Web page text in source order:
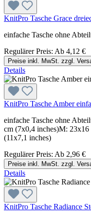
KnitPro Tasche Grace
einfache Tasche ohne
Regulärer Preis: Ab 4,12 €
Preise inkl. MwSt. zzgl.
Details
KnitPro Tasche Amber
einfache Tasche ohne
cm (7x0,4 inches)M:
(11x7,1 inches)
Regulärer Preis: Ab 2,96 €
Preise inkl. MwSt. zzgl.
Details
KnitPro Tasche Radiance